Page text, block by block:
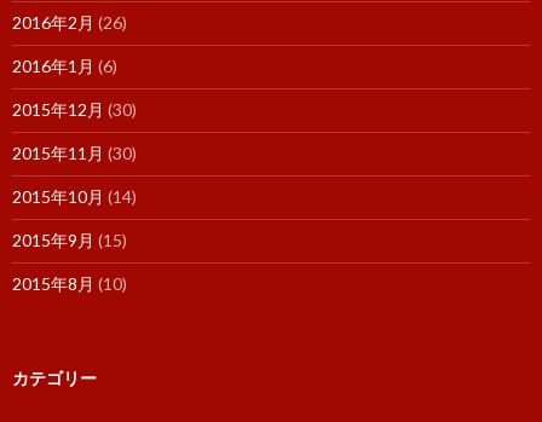
2016年2月 (26)
2016年1月 (6)
2015年12月 (30)
2015年11月 (30)
2015年10月 (14)
2015年9月 (15)
2015年8月 (10)
カテゴリー